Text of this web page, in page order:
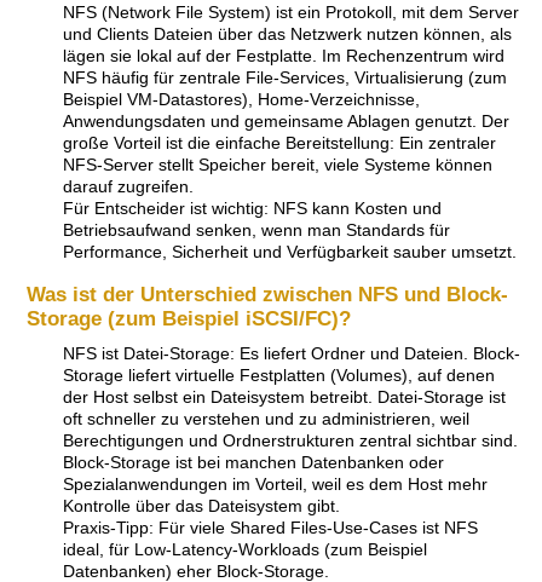
NFS (Network File System) ist ein Protokoll, mit dem Server
und Clients Dateien über das Netzwerk nutzen können, als
lägen sie lokal auf der Festplatte. Im Rechenzentrum wird
NFS häufig für zentrale File-Services, Virtualisierung (zum
Beispiel VM-Datastores), Home-Verzeichnisse,
Anwendungsdaten und gemeinsame Ablagen genutzt. Der
große Vorteil ist die einfache Bereitstellung: Ein zentraler
NFS-Server stellt Speicher bereit, viele Systeme können
darauf zugreifen.
Für Entscheider ist wichtig: NFS kann Kosten und
Betriebsaufwand senken, wenn man Standards für
Performance, Sicherheit und Verfügbarkeit sauber umsetzt.
Was ist der Unterschied zwischen NFS und Block-
Storage (zum Beispiel iSCSI/FC)?
NFS ist Datei-Storage: Es liefert Ordner und Dateien. Block-
Storage liefert virtuelle Festplatten (Volumes), auf denen
der Host selbst ein Dateisystem betreibt. Datei-Storage ist
oft schneller zu verstehen und zu administrieren, weil
Berechtigungen und Ordnerstrukturen zentral sichtbar sind.
Block-Storage ist bei manchen Datenbanken oder
Spezialanwendungen im Vorteil, weil es dem Host mehr
Kontrolle über das Dateisystem gibt.
Praxis-Tipp: Für viele Shared Files-Use-Cases ist NFS
ideal, für Low-Latency-Workloads (zum Beispiel
Datenbanken) eher Block-Storage.